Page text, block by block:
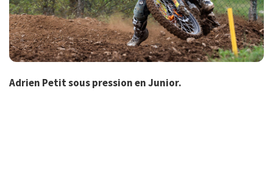
Adrien Petit sous pression en Junior.